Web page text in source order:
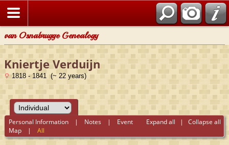
van Osnabrugge Genealogy
Kniertje Verduijn
1818 - 1841 (~ 22 years)
Expand all | Collapse all
Personal Information | Notes | Event
Map |All